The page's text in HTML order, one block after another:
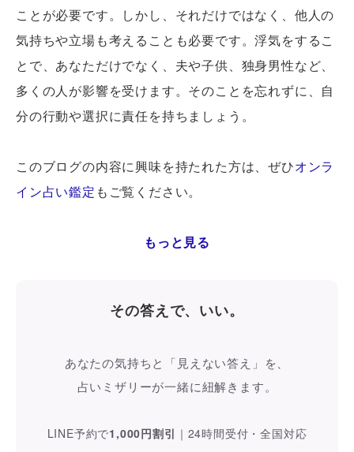
ことが必要です。しかし、それだけではなく、他人の
気持ちや立場も考えることも必要です。浮気をするこ
とで、あなただけでなく、夫や子供、独身男性など、
多くの人が影響を受けます。そのことを忘れずに、自
分の行動や選択に責任を持ちましょう。
このブログの内容に興味を持たれた方は、ぜひオンラ
イン占い鑑定 もご覧ください。
もっと見る
その答えで、いい。
あなたの気持ちと「見えない答え」を、
占いミザリーが一緒に紐解きます。
LINE予約で1,000円割引 ｜ 24時間受付・全国対応